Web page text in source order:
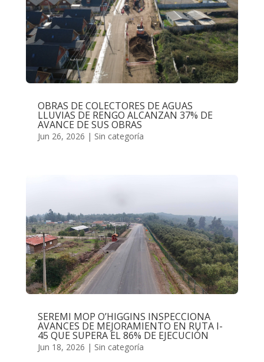
OBRAS DE COLECTORES DE AGUAS
LLUVIAS DE RENGO ALCANZAN 37% DE
AVANCE DE SUS OBRAS
Jun 26, 2026 | Sin categoría
SEREMI MOP O’HIGGINS INSPECCIONA
AVANCES DE MEJORAMIENTO EN RUTA I-
45 QUE SUPERA EL 86% DE EJECUCIÓN
Jun 18, 2026 | Sin categoría